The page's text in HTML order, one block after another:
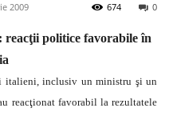
2009 0
674
reacţii politice favorabile în
inclusiv un ministru şi un
reacţionat favorabil la rezultatele